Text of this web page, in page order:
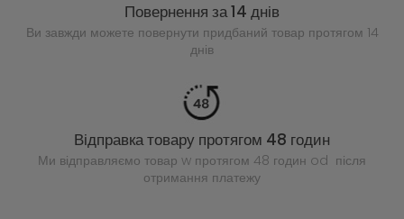
Повернення за 14 днів
Ви завжди можете повернути придбаний товар протягом 14
днів
Відправка товару протягом 48 годин
Ми відправляємо товар w протягом 48 годин od після
отримання платежу